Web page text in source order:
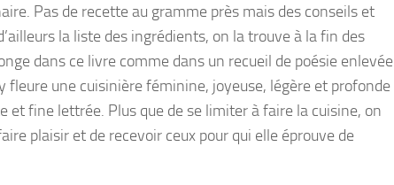
Pas de recette au gramme près mais des conseils et
la liste des ingrédients, on la trouve à la fin des
dans ce livre comme dans un recueil de poésie enlevée
fleure une cuisinière féminine, joyeuse, légère et profonde
et fine lettrée. Plus que de se limiter à faire la cuisine, on
plaisir et de recevoir ceux pour qui elle éprouve de